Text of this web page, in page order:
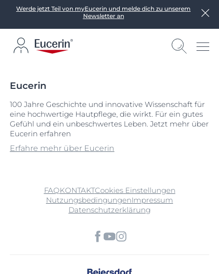
Werde jetzt Teil von myEucerin und melde dich zu unserem
Newsletter an
Eucerin
100 Jahre Geschichte und innovative Wissenschaft für
eine hochwertige Hautpflege, die wirkt. Für ein gutes
Gefühl und ein unbeschwertes Leben. Jetzt mehr über
Eucerin erfahren
Erfahre mehr über Eucerin
FAQKONTAKTCookies Einstellungen
NutzungsbedingungenImpressum
Datenschutzerklärung